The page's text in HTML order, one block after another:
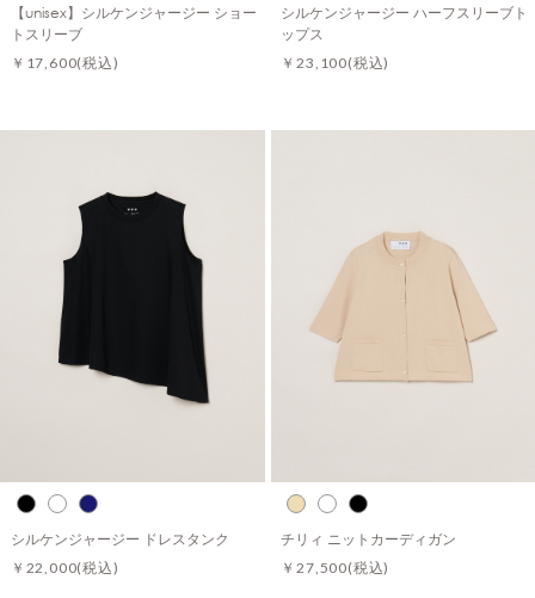
【unisex】シルケンジャージー ショー
トスリーブ
￥17,600(税込)
シルケンジャージー ハーフスリーブト
ップス
￥23,100(税込)
シルケンジャージー ドレスタンク
￥22,000(税込)
チリィ ニットカーディガン
￥27,500(税込)